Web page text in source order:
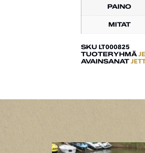
PAINO
MITAT
SKU LT000825
TUOTERYHMÄ
AVAINSANAT